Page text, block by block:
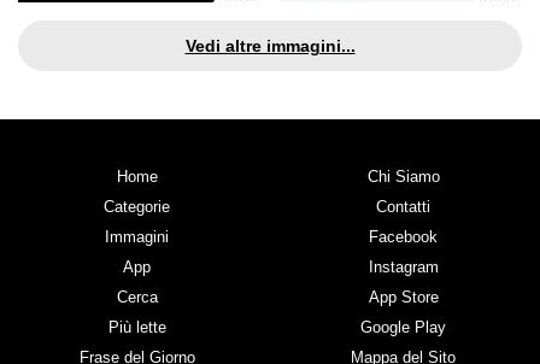
Vedi altre immagini...
Home
Categorie
Immagini
App
Cerca
Più lette
Frase del Giorno
Chi Siamo
Contatti
Facebook
Instagram
App Store
Google Play
Mappa del Sito